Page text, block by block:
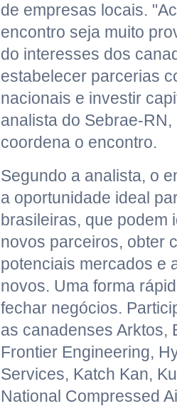
de empresas locais.
encontro seja muito
do interesses dos
estabelecer parcerias
nacionais e investir
analista do Sebrae-
coordena o encontro.
Segundo a analista, o
a oportunidade ideal
brasileiras, que podem
novos parceiros, obter
potenciais mercados e
novos. Uma forma
fechar negócios.
as canadenses Arktos,
Frontier Engineering,
Services, Katch Kan,
National Compressed